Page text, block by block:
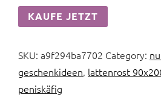
KAUFE JETZT
SKU: a9f294ba7702 Category:
geschenkideen, lattenrost
peniskäfig